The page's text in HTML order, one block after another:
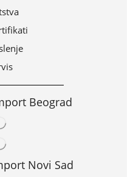
Beograd
Novi Sad